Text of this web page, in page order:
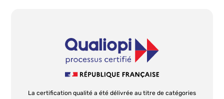
La certification qualité a été délivrée au titre de catégories